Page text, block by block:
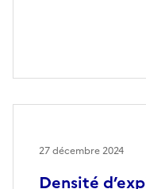
Densité
27 décembre 2024